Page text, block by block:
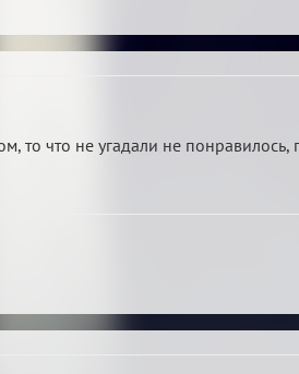
то что не угадали не